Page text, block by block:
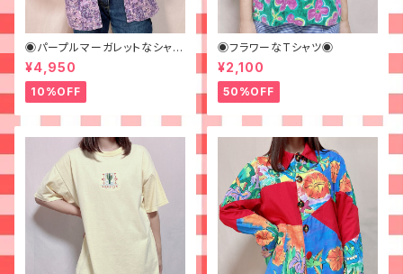
◉パープルマーガレットなシャツ
◉ 古着 花柄 紫
¥4,950
10%OFF
◉フラワーなTシャツ◉
¥2,100
50%OFF